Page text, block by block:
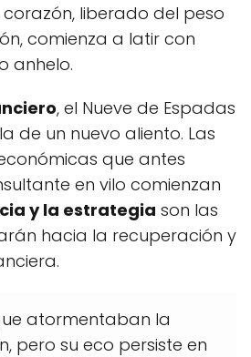
corazón, liberado del peso
comienza a latir con
anhelo.
, el Nueve de Espadas
de un nuevo aliento. Las
que antes
en vilo comienzan
y la estrategia son las
hacia la recuperación y
atormentaban la
pero su eco persiste en